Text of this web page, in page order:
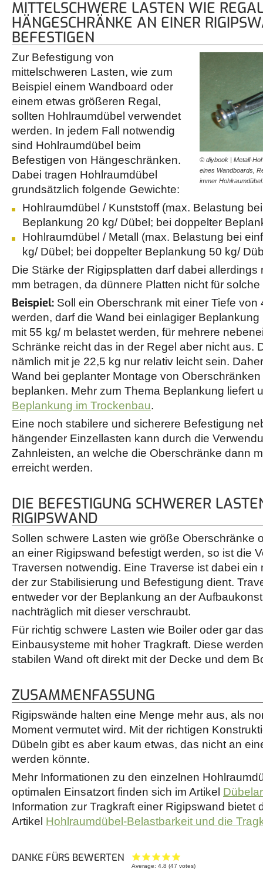
MITTELSCHWERE LASTEN WIE
HÄNGESCHRÄNKE AN EINER
BEFESTIGEN
© diybook | Metall-
eines Wandboards,
immer
Zur Befestigung von
mittelschweren Lasten, wie zum
Beispiel einem Wandboard oder
einem etwas größeren Regal,
sollten Hohlraumdübel verwendet
werden. In jedem Fall notwendig
sind Hohlraumdübel beim
Befestigen von Hängeschränken.
Dabei tragen Hohlraumdübel
grundsätzlich folgende Gewichte:
Hohlraumdübel / Kunststoff (max. Belastung
Beplankung 20 kg/ Dübel; bei doppelter
Hohlraumdübel / Metall (max. Belastung bei
kg/ Dübel; bei doppelter Beplankung 50 kg/
Die Stärke der Rigipsplatten darf dabei allerdings
mm betragen, da dünnere Platten nicht für
Beispiel: Soll ein Oberschrank mit einer Tiefe
werden, darf die Wand bei einlagiger
mit 55 kg/ m belastet werden, für mehrere
Schränke reicht das in der Regel aber nicht aus.
nämlich mit je 22,5 kg nur relativ leicht sein.
Wand bei geplanter Montage von
beplanken. Mehr zum Thema Beplankung liefert
Beplankung im Trockenbau.
Eine noch stabilere und sicherere Befestigung
hängender Einzellasten kann durch die
Zahnleisten, an welche die Oberschränke dann
erreicht werden.
DIE BEFESTIGUNG SCHWERER
RIGIPSWAND
Sollen schwere Lasten wie größe Oberschränke
an einer Rigipswand befestigt werden, so ist die
Traversen notwendig. Eine Traverse ist dabei ein
der zur Stabilisierung und Befestigung dient.
entweder vor der Beplankung an der
nachträglich mit dieser verschraubt.
Für richtig schwere Lasten wie Boiler oder gar
Einbausysteme mit hoher Tragkraft. Diese
stabilen Wand oft direkt mit der Decke und dem
ZUSAMMENFASSUNG
Rigipswände halten eine Menge mehr aus, als
Moment vermutet wird. Mit der richtigen
Dübeln gibt es aber kaum etwas, das nicht an
werden könnte.
Mehr Informationen zu den einzelnen
optimalen Einsatzort finden sich im Artikel
Information zur Tragkraft einer Rigipswand bietet
Artikel Hohlraumdübel-Belastbarkeit und die
DANKE FÜRS BEWERTEN
Average:4.8 (47 votes)